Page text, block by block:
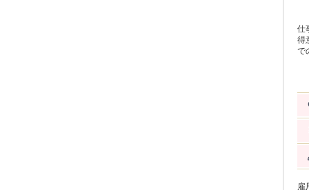
仕
得
で
前
求
雇